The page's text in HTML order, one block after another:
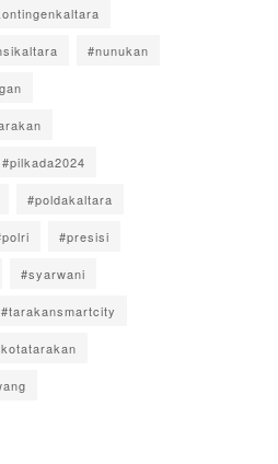
#nunukan
#pilkada2024
#poldakaltara
#presisi
#syarwani
#tarakansmartcity